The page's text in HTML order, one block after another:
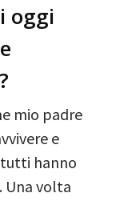
oggi
mio padre
e
hanno
Una volta